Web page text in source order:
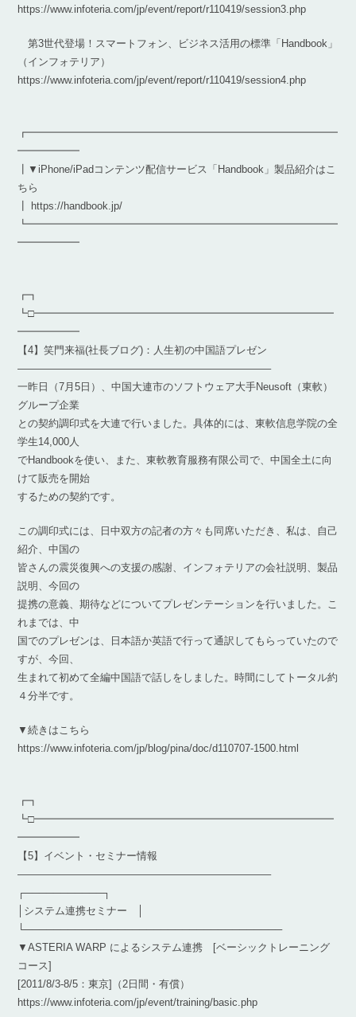
https://www.infoteria.com/jp/event/report/r110419/session3.php
第3世代登場！スマートフォン、ビジネス活用の標準「Handbook」
（インフォテリア）
https://www.infoteria.com/jp/event/report/r110419/session4.php
┏━━━━━━━━━━━━━━━━━━━━━━━━━━━━━━
━━━━━━
┃▼iPhone/iPadコンテンツ配信サービス「Handbook」製品紹介はこ
ちら
┃ https://handbook.jp/
┗━━━━━━━━━━━━━━━━━━━━━━━━━━━━━━
━━━━━━
┏┓
┗□━━━━━━━━━━━━━━━━━━━━━━━━━━━━━
━━━━━━
【4】笑門来福(社長ブログ)：人生初の中国語プレゼン
————————————————————————–
一昨日（7月5日）、中国大連市のソフトウェア大手Neusoft（東軟）
グループ企業
との契約調印式を大連で行いました。具体的には、東軟信息学院の全
学生14,000人
でHandbookを使い、また、東軟教育服務有限公司で、中国全土に向
けて販売を開始
するための契約です。
この調印式には、日中双方の記者の方々も同席いただき、私は、自己
紹介、中国の
皆さんの震災復興への支援の感謝、インフォテリアの会社説明、製品
説明、今回の
提携の意義、期待などについてプレゼンテーションを行いました。こ
れまでは、中
国でのプレゼンは、日本語か英語で行って通訳してもらっていたので
すが、今回、
生まれて初めて全編中国語で話しをしました。時間にしてトータル約
４分半です。
▼続きはこちら
https://www.infoteria.com/jp/blog/pina/doc/d110707-1500.html
┏┓
┗□━━━━━━━━━━━━━━━━━━━━━━━━━━━━━
━━━━━━
【5】イベント・セミナー情報
————————————————————————–
┌───────────┐
│システム連携セミナー │
└────────────────────────────────────
▼ASTERIA WARP によるシステム連携 [ベーシックトレーニング
コース]
[2011/8/3-8/5：東京]（2日間・有償）
https://www.infoteria.com/jp/event/training/basic.php